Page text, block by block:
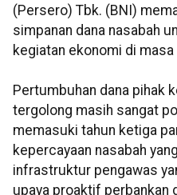
(Persero) Tbk. (BNI)
simpanan dana nasabah
kegiatan ekonomi di
Pertumbuhan dana pihak
tergolong masih sangat
memasuki tahun ketiga
kepercayaan nasabah
infrastruktur pengawas
upaya proaktif perbankan